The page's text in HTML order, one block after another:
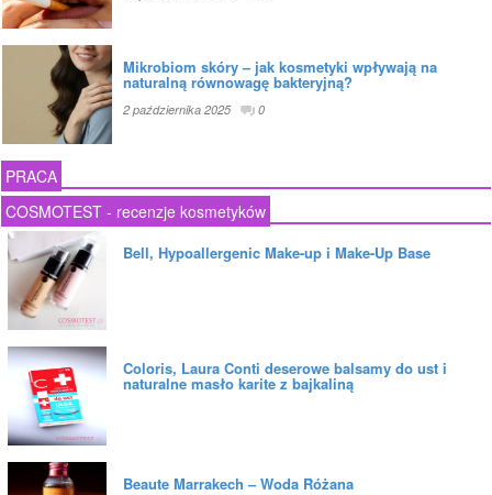
Mikrobiom skóry – jak kosmetyki wpływają na
naturalną równowagę bakteryjną?
2 października 2025 0
PRACA
COSMOTEST - recenzje kosmetyków
Bell, Hypoallergenic Make-up i Make-Up Base
Coloris, Laura Conti deserowe balsamy do ust i
naturalne masło karite z bajkaliną
Beaute Marrakech – Woda Różana